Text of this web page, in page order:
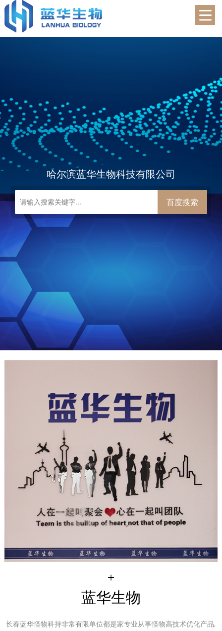
蓝华生物
哈尔滨蓝华生物科技有限公司
百度搜索
+
蓝华生物
长春蓝华怪物科持非常有限单位都是家专业从事怪物高技术优化产品,